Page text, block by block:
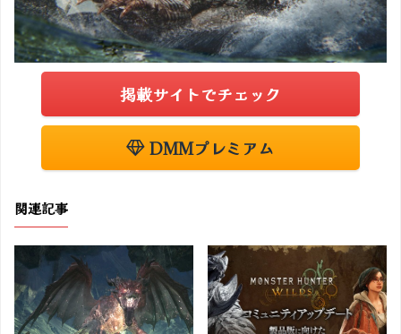
掲載サイトでチェック
DMMプレミアム
関連記事